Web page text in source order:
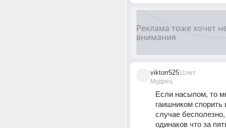
viktorr525
Мудрец
11лет
Если насыпом, то
гаишником
случае
одинаков что за